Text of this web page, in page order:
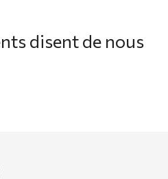
disent de nous